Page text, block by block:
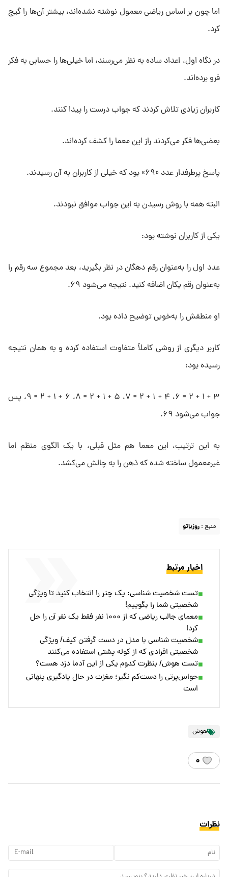
اما چون بر اساس ریاضی معمول نوشته نشده‌اند، بیشتر آن‌ها را گیج
کرد.
در نگاه اول، اعداد ساده به نظر می‌رسند، اما خیلی‌ها را حسابی به فکر
فرو برده‌اند.
کاربران زیادی تلاش کردند که جواب درست را پیدا کنند.
بعضی‌ها فکر می‌کردند راز این معما را کشف کرده‌اند.
پاسخ پرطرفدار عدد «۶۹» بود که خیلی از کاربران به آن رسیدند.
البته همه با روش رسیدن به این جواب موافق نبودند.
یکی از کاربران نوشته بود:
عدد اول را به‌عنوان رقم دهگان در نظر بگیرید، بعد مجموع سه رقم را
به‌عنوان رقم یکان اضافه کنید. نتیجه می‌شود ۶۹.
او منطقش را به‌خوبی توضیح داده بود.
کاربر دیگری از روشی کاملاً متفاوت استفاده کرده و به همان نتیجه
رسیده بود:
۳ + ۱ + ۲ = ۶، ۴ + ۱ + ۲ = ۷، ۵ + ۱ + ۲ = ۸، ۶ + ۱ + ۲ = ۹، پس
جواب می‌شود ۶۹.
به این ترتیب، این معما هم مثل قبلی، با یک الگوی منظم اما
غیرمعمول ساخته شده که ذهن را به چالش می‌کشد.
منبع : روزیاتو
اخبار مرتبط
تست شخصیت شناسی: یک چتر را انتخاب کنید تا ویژگی
شخصیتی شما را بگوییم!
معمای جالب ریاضی که از ۱۰۰۰ نفر فقط یک نفر آن را حل
کرد!
شخصیت شناسی با مدل در دست گرفتن کیف/ ویژگی
شخصیتی افرادی که از کوله پشتی استفاده می‌کنند
تست هوش/ بنظرت کدوم یکی از این آدما دزد هست؟
حواس‌پرتی را دست‌کم نگیر؛ مغزت در حال یادگیری پنهانی
است
هوش
۰
نظرات